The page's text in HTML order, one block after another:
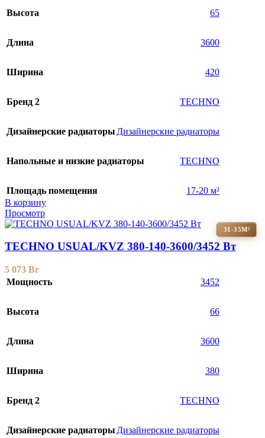
Высота 65
Длина 3600
Ширина 420
Бренд 2 TECHNO
Дизайнерские радиаторы Дизайнерские радиаторы
Напольные и низкие радиаторы TECHNO
Площадь помещения
17-20 м²
В корзину
Просмотр
31-35М²
TECHNO USUAL/KVZ 380-140-3600/3452 Вт
5 073 Br
Мощность
3452
Высота 66
Длина 3600
Ширина 380
Бренд 2 TECHNO
Дизайнерские радиаторы Дизайнерские радиаторы